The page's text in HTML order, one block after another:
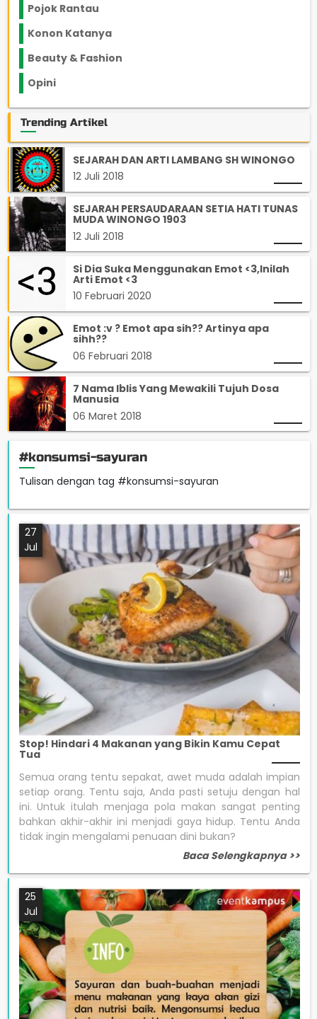
Pojok Rantau
Konon Katanya
Beauty & Fashion
Opini
Trending Artikel
SEJARAH DAN ARTI LAMBANG SH WINONGO
12 Juli 2018
SEJARAH PERSAUDARAAN SETIA HATI TUNAS
MUDA WINONGO 1903
12 Juli 2018
Si Dia Suka Menggunakan Emot <3,Inilah
Arti Emot <3
10 Februari 2020
Emot :v ? Emot apa sih?? Artinya apa
sihh??
06 Februari 2018
7 Nama Iblis Yang Mewakili Tujuh Dosa
Manusia
06 Maret 2018
#konsumsi-sayuran
Tulisan dengan tag #konsumsi-sayuran
27
Jul
Stop! Hindari 4 Makanan yang Bikin Kamu Cepat
Tua
Semua orang tentu sepakat, awet muda adalah impian
setiap orang. Tentu saja, Anda pasti setuju dengan hal
ini. Untuk itulah menjaga pola makan sangat penting
bahkan akhir-akhir ini menjadi gaya hidup. Tentu Anda
tidak ingin mengalami penuaan dini bukan?
Baca Selengkapnya >>
25
Jul